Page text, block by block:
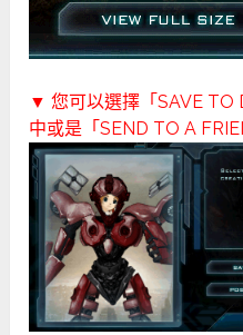
▼ 您可以選擇「SAVE TO
中或是「SEND TO A